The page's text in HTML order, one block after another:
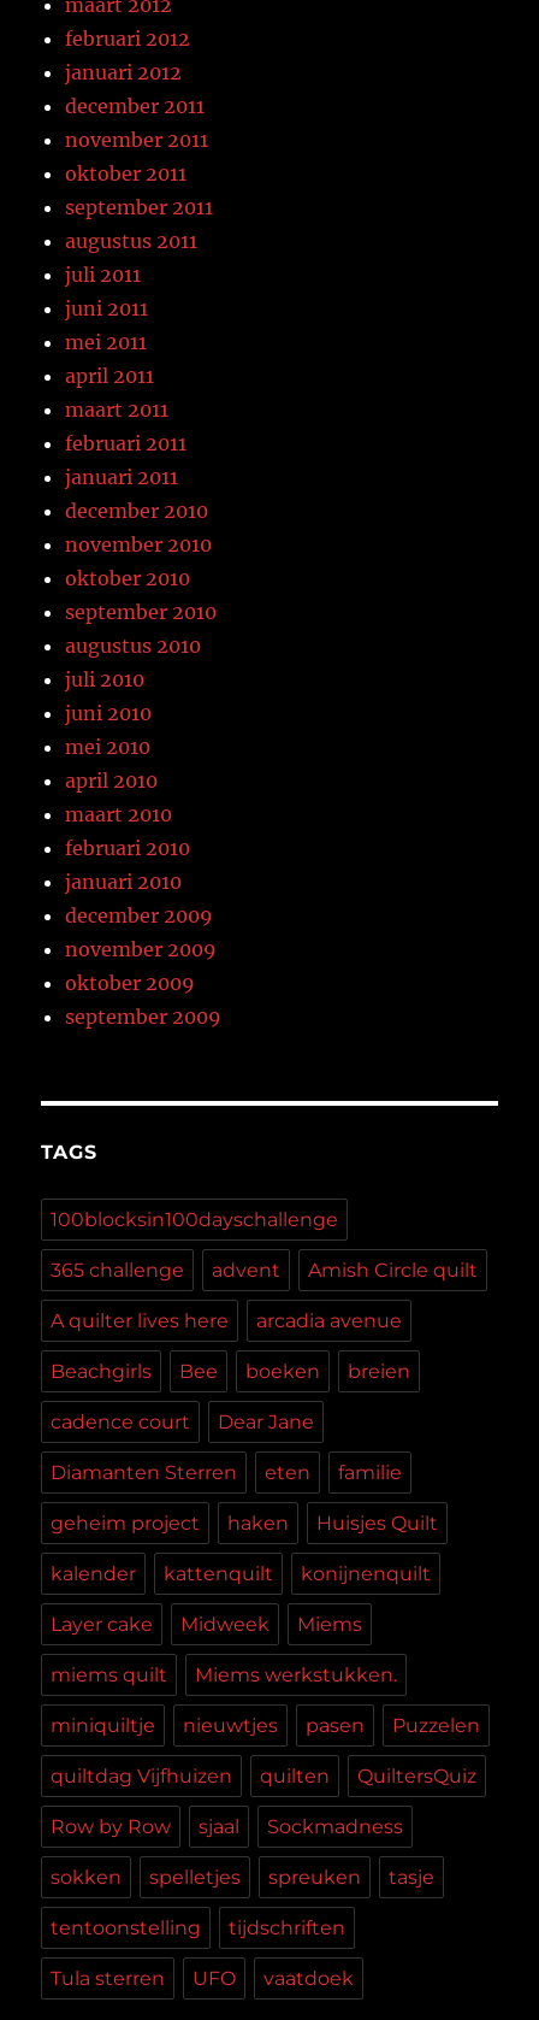
februari 2012
januari 2012
december 2011
november 2011
oktober 2011
september 2011
augustus 2011
juli 2011
juni 2011
mei 2011
april 2011
maart 2011
februari 2011
januari 2011
december 2010
november 2010
oktober 2010
september 2010
augustus 2010
juli 2010
juni 2010
mei 2010
april 2010
maart 2010
februari 2010
januari 2010
december 2009
november 2009
oktober 2009
september 2009
TAGS
100blocksin100dayschallenge
365 challenge advent Amish Circle quilt
A quilter lives here arcadia avenue
Beachgirls Bee boeken breien
cadence court Dear Jane
Diamanten Sterren eten familie
geheim project haken Huisjes Quilt
kalender kattenquilt konijnenquilt
Layer cake Midweek Miems
miems quilt Miems werkstukken.
miniquiltje nieuwtjes pasen Puzzelen
quiltdag Vijfhuizen quilten QuiltersQuiz
Row by Row sjaal Sockmadness
sokken spelletjes spreuken tasje
tentoonstelling tijdschriften
Tula sterren UFO vaatdoek